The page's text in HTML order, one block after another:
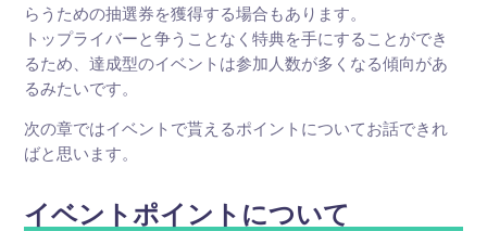
らうための抽選券を獲得する場合もあります。
トップライバーと争うことなく特典を手にすることができ
るため、達成型のイベントは参加人数が多くなる傾向があ
るみたいです。
次の章ではイベントで貰えるポイントについてお話できれ
ばと思います。
イベントポイントについて